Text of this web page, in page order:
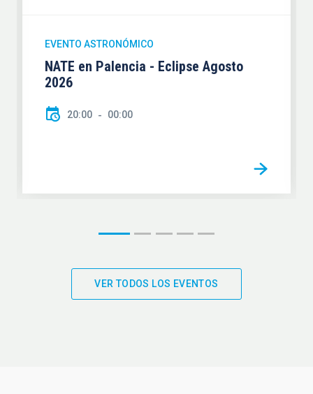
EVENTO ASTRONÓMICO
NATE en Palencia - Eclipse Agosto
2026
20:00 00:00
VER TODOS LOS EVENTOS